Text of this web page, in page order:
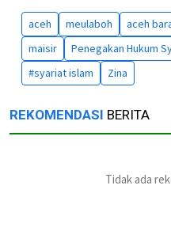
aceh meulaboh aceh
maisir
Penegakan Hukum
#syariat islam
Zina
REKOMENDASI BERITA
Tidak ada